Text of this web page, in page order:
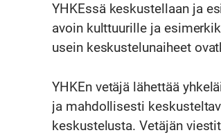
YHKEssä keskustellaan ja
avoin kulttuurille ja
usein keskustelunaiheet
YHKEn vetäjä lähettää
ja mahdollisesti
keskustelusta. Vetäjän